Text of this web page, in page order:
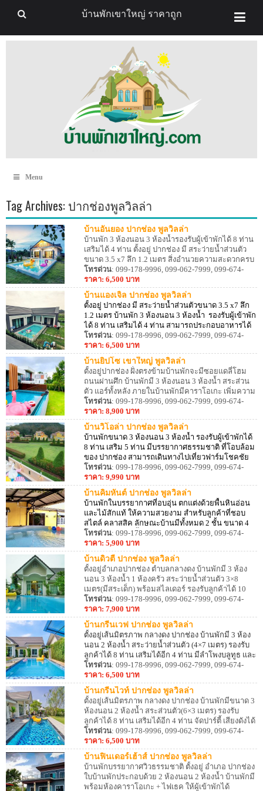
Menu
Tag Archives: ปากช่องพูลวิลล่า
บ้านอันยอง ปากช่อง พูลวิลล่า
บ้านพัก 3 ห้องนอน 3 ห้องน้ำรองรับผู้เข้าพักได้ 8 ท่าน
เสริมได้ 4 ท่าน ตั้งอยู่ ปากช่อง มี สระว่ายน้ำส่วนตัว
ขนาด 3.5 x7 ลึก 1.2 เมตร สิ่งอำนวยความสะดวกครบ
อาทิ เตาแก๊ส, หม้อ, กระทะ, ไมโครเวฟ, หม้อหุงข้าว,
ถังน้ำแข็ง เป็นต้น
โทรด่วน: 099-178-9996, 099-062-7999, 099-674-
8887
ราคา: 6,500 บาท
บ้านแองเจิ้ล ปากช่อง พูลวิลล่า
ตั้งอยู่ ปากช่อง มี สระว่ายน้ำส่วนตัวขนาด 3.5 x7 ลึก
1.2 เมตร บ้านพัก 3 ห้องนอน 3 ห้องน้ำ รองรับผู้เข้าพัก
ได้ 8 ท่าน เสริมได้ 4 ท่าน สามารถประกอบอาหารได้
มีอุปกรณ์ครัวครบ มีเตา BBQ พร้อมถ่านให้บริการ
บรรยากาศร่มรื่น
โทรด่วน: 099-178-9996, 099-062-7999, 099-674-
8887
ราคา: 6,500 บาท
บ้านยิปโซ เขาใหญ่ พูลวิลล่า
ตั้งอยู่ปากช่อง ฝั่งตรงข้ามบ้านพักจะมีซอยแดลี่โฮม
ถนนผ่านศึก บ้านพักมี 3 ห้องนอน 3 ห้องน้ำ สระส่วน
ตัว แอร์ทั้งหลัง ภายในบ้านพักมีคาราโอเกะ เพิ่มความ
บันเทิงยามเข้าพัก รองรับลูกค้าได้ 10 ท่าน เสริมได้
อีก 5 ท่าน มีอุปกรณ์ครัว เตาปิ้งย่าง สามารถประกอบ
อาหารได้
โทรด่วน: 099-178-9996, 099-062-7999, 099-674-
8887
ราคา: 8,900 บาท
บ้านวิโอล่า ปากช่อง พูลวิลล่า
บ้านพักขนาด 3 ห้องนอน 3 ห้องน้ำ รองรับผู้เข้าพักได้
8 ท่าน เสริม 5 ท่าน มีบรรยากาศธรรมชาติ ที่โอบล้อม
ของ ปากช่อง สามารถเดินทางไปเที่ยวฟาร์มโชคชัย
แค่ 5 นาที ภายในบ้านพักตกแต่งสไตล์ทัสคานี
โทรด่วน: 099-178-9996, 099-062-7999, 099-674-
8887
ราคา: 9,990 บาท
บ้านคิมหันต์ ปากช่อง พูลวิลล่า
บ้านพักในบรรยากาศที่อบอุ่น ตกแต่งด้วยพื้นหินอ่อน
และไม้สักแท้ ให้ความสวยงาม สำหรับลูกค้าที่ชอบ
สไตล์ คลาสสิค ลักษณะบ้านมีทั้งหมด 2 ชั้น ขนาด 4
ห้องนอน 2 ห้องน้ำ รองรับผู้เข้าพักได้ 12 ท่าน เสริม 8
ท่าน
โทรด่วน: 099-178-9996, 099-062-7999, 099-674-
8887
ราคา: 5,900 บาท
บ้านดิวตี้ ปากช่อง พูลวิลล่า
ตั้งอยู่อำเภอปากช่อง ตำบลกลางดง บ้านพักมี 3 ห้อง
นอน 3 ห้องน้ำ 1 ห้องครัว สระว่ายน้ำส่วนตัว 3×8
เมตร(มีสระเด็ก) พร้อมสไลเดอร์ รองรับลูกค้าได้ 10
ท่าน เสริมได้อีก 2 ท่าน Free WiFi เน็ต 200/50
Mbps สามารถประกอบอาหารได้ มีอุปกรณ์ครัว เตาปิ้ง
ย่างครบ
โทรด่วน: 099-178-9996, 099-062-7999, 099-674-
8887
ราคา: 7,900 บาท
บ้านกรีนเวฟ ปากช่อง พูลวิลล่า
ตั้งอยู่เส้นมิตรภาพ กลางดง ปากช่อง บ้านพักมี 3 ห้อง
นอน 2 ห้องน้ำ สระว่ายน้ำส่วนตัว (4×7 เมตร) รองรับ
ลูกค้าได้ 8 ท่าน เสริมได้อีก 4 ท่าน มีลำโพงบลูทูธ และ
อินเทอร์เน็ตไร้สาย (Wi-Fi) ฟรี บรรยากาศดี โอบล้อม
ไปด้วยธรรมชาติ สามารถทำอาหารได้ อุปกรณ์ครัว
เตาปิ้งย่างครบ
โทรด่วน: 099-178-9996, 099-062-7999, 099-674-
8887
ราคา: 6,500 บาท
บ้านกรีนไวท์ ปากช่อง พูลวิลล่า
ตั้งอยู่เส้นมิตรภาพ กลางดง ปากช่อง บ้านพักมีขนาด 3
ห้องนอน 2 ห้องน้ำ สระส่วนตัว(6×3 เมตร) รองรับ
ลูกค้าได้ 8 ท่าน เสริมได้อีก 4 ท่าน จัดปาร์ตี้ เสียงดังได้
ถึง 22.00 น. มีลำโพงบลูทูธ และ อินเทอร์เน็ตไร้สาย
(Wi-Fi) ฟรี อุปกรณ์ครัว เตาปิ้งย่างครับ สามารถทำ
อาหารได้
โทรด่วน: 099-178-9996, 099-062-7999, 099-674-
8887
ราคา: 6,500 บาท
บ้านฟินเดอร์เฮ้าส์ ปากช่อง พูลวิลล่า
บ้านพักบรรยากาศวิวธรรมชาติ ตั้งอยู่ อำเภอ ปากช่อง
ใบบ้านพักประกอบด้วย 2 ห้องนอน 2 ห้องน้ำ บ้านพักมี
พร้อมห้องคาราโอเกะ + ไฟเธค ให้ผู้เข้าพักได้
บ้านพักเขาใหญ่ ราคาถูก